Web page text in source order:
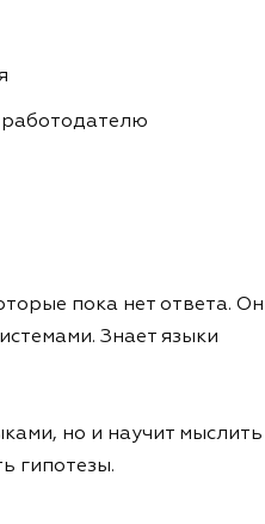
пока нет ответа. Он
Знает языки
но и научит мыслить
гипотезы.